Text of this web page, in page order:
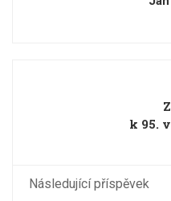
k 95.
Následující příspěvek